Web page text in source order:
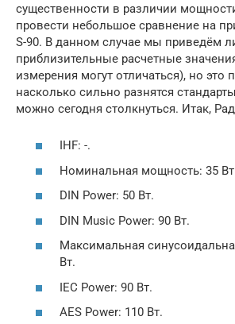
существенности в различии
провести небольшое сравнение на
S-90. В данном случае мы приведём
приблизительные расчетные
измерения могут отличаться), но это
насколько сильно разнятся
можно сегодня столкнуться. Итак,
IHF: -.
Номинальная мощность: 35
DIN Power: 50 Вт.
DIN Music Power: 90 Вт.
Максимальная
Вт.
IEC Power: 90 Вт.
AES Power: 110 Вт.